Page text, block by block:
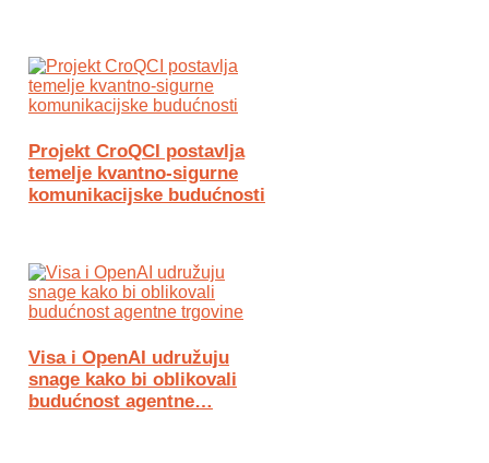
Projekt CroQCI postavlja
temelje kvantno-sigurne
komunikacijske budućnosti
Visa i OpenAI udružuju
snage kako bi oblikovali
budućnost agentne…